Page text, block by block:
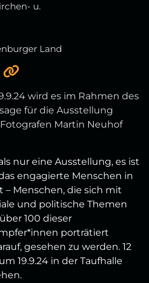
u.
Land
wird es im Rahmen des
für die Ausstellung
Martin Neuhof
nur eine Ausstellung, es ist
engagierte Menschen in
Menschen, die sich mit
und politische Themen
100 dieser
porträtiert
gesehen zu werden. 12
19.9.24 in der Taufhalle